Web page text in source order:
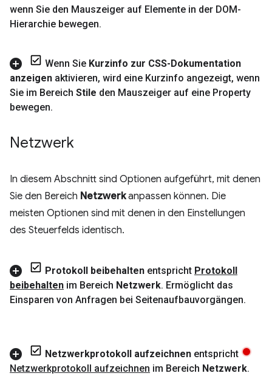
wenn Sie den Mauszeiger auf Elemente in der DOM-
Hierarchie bewegen.
Wenn Sie Kurzinfo zur CSS-Dokumentation
anzeigen aktivieren, wird eine Kurzinfo angezeigt, wenn
Sie im Bereich Stile den Mauszeiger auf eine Property
bewegen.
Netzwerk
In diesem Abschnitt sind Optionen aufgeführt, mit denen
Sie den Bereich Netzwerkanpassen können. Die
meisten Optionen sind mit denen in den Einstellungen
des Steuerfelds identisch.
Protokoll beibehalten entspricht Protokoll
beibehalten im Bereich Netzwerk. Ermöglicht das
Einsparen von Anfragen bei Seitenaufbauvorgängen.
Netzwerkprotokoll aufzeichnen entspricht
Netzwerkprotokoll aufzeichnen im Bereich Netzwerk.